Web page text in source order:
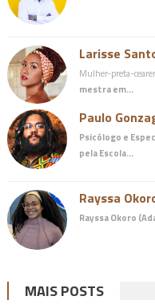
Larisse
Mulher-preta-
mestra em…
Paulo
Psicólogo e
pela Escola…
Rayssa
Rayssa Okoro
MAIS POSTS